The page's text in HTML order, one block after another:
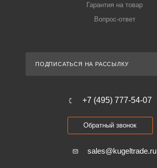
Гарантия на товар
Вопрос-ответ
ПОДПИСАТЬСЯ НА РАССЫЛКУ
+7 (495) 777-54-07
Обратный звонок
sales@kugeltrade.ru